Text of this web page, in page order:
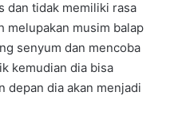
dan tidak memiliki rasa
melupakan musim balap
senyum dan mencoba
kemudian dia bisa
depan dia akan menjadi